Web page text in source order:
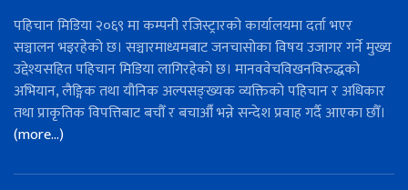
पहिचान मिडिया २०६९ मा कम्पनी रजिस्ट्रारको कार्यालयमा दर्ता भएर
सञ्चालन भइरहेको छ। सञ्चारमाध्यमबाट जनचासोका विषय उजागर गर्ने मुख्य
उद्देश्यसहित पहिचान मिडिया लागिरहेको छ। मानववेचविखनविरुद्धको
अभियान, लैङ्गिक तथा यौनिक अल्पसङ्ख्यक व्यक्तिको पहिचान र अधिकार
तथा प्राकृतिक विपत्तिबाट बचौँ र बचाऔँ भन्ने सन्देश प्रवाह गर्दै आएका छौँ।
(more…)